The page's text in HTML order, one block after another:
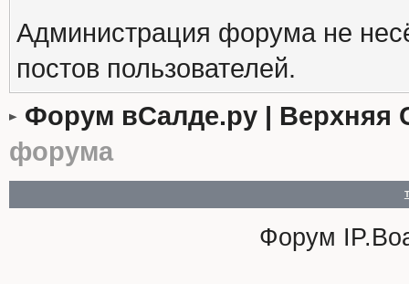
Администрация форума не
постов пользователей.
Форум вСалде.ру | Верхняя
форума
Форум